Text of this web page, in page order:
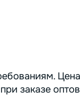
заказе